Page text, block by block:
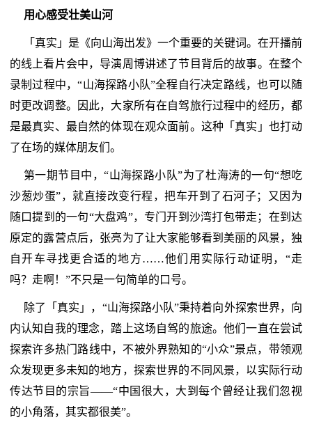
用心感受壮美山河
「真实」是《向山海出发》一个重要的关键词。在开播前
的线上看片会中，导演周博讲述了节目背后的故事。在整个
录制过程中，“山海探路小队”全程自行决定路线，也可以随
时更改调整。因此，大家所有在自驾旅行过程中的经历，都
是最真实、最自然的体现在观众面前。这种「真实」也打动
了在场的媒体朋友们。
第一期节目中，“山海探路小队”为了杜海涛的一句“想吃
沙葱炒蛋”，就直接改变行程，把车开到了石河子；又因为
随口提到的一句“大盘鸡”，专门开到沙湾打包带走；在到达
原定的露营点后，张亮为了让大家能够看到美丽的风景，独
自开车寻找更合适的地方……他们用实际行动证明，“走
吗？走啊！”不只是一句简单的口号。
除了「真实」，“山海探路小队”秉持着向外探索世界，向
内认知自我的理念，踏上这场自驾的旅途。他们一直在尝试
探索许多热门路线中，不被外界熟知的“小众”景点，带领观
众发现更多未知的地方，探索世界的不同风景，以实际行动
传达节目的宗旨——“中国很大，大到每个曾经让我们忽视
的小角落，其实都很美”。